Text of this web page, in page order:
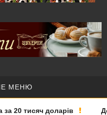
МЕНЮ
20 тисяч доларів